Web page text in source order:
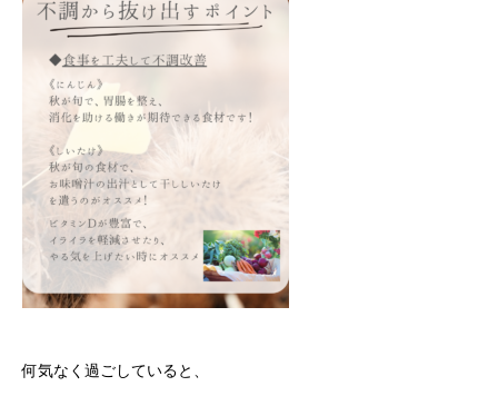
何気なく過ごしていると、